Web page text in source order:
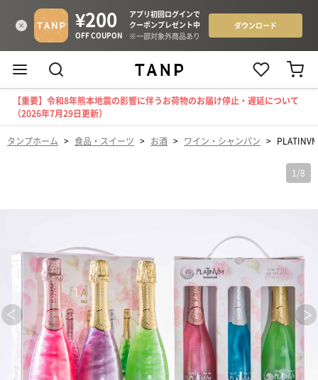
【重要】令和8年熊本地震の影響に伴うお荷物のお届け停止・遅延について
（2026年7月29日更新）
タンプホーム > 食品・スイーツ > お酒 > ワイン・シャンパン >
1 /8